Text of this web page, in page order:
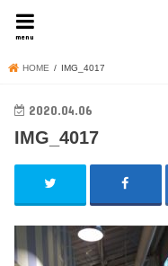
menu
HOME IMG_4017
2020.04.06
IMG_4017